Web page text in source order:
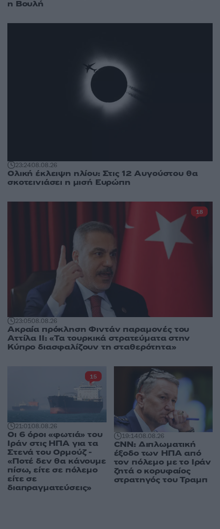
η Βουλή
23:2408.08.26
Ολική έκλειψη ηλίου: Στις 12 Αυγούστου θα
σκοτεινιάσει η μισή Ευρώπη
23:0508.08.26
Ακραία πρόκληση Φιντάν παραμονές του
Αττίλα ΙΙ: «Τα τουρκικά στρατεύματα στην
Κύπρο διασφαλίζουν τη σταθερότητα»
18
21:0108.08.26
Οι 6 όροι «φωτιά» του
Ιράν στις ΗΠΑ για τα
Στενά του Ορμούζ -
«Ποτέ δεν θα κάνουμε
πίσω, είτε σε πόλεμο
είτε σε
διαπραγματεύσεις»
15
19:1408.08.26
CNN: Διπλωματική
έξοδο των ΗΠΑ από
τον πόλεμο με το Ιράν
ζητά ο κορυφαίος
στρατηγός του Τραμπ